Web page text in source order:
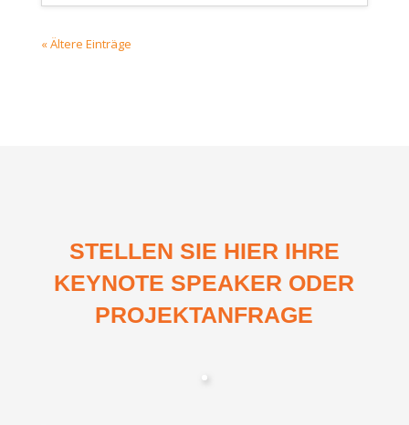
« Ältere Einträge
STELLEN SIE HIER IHRE
KEYNOTE SPEAKER ODER
PROJEKTANFRAGE